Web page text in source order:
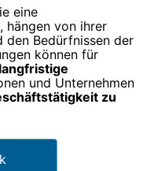
eine
hängen von ihrer
den Bedürfnissen der
können für
langfristige
und Unternehmen
zu